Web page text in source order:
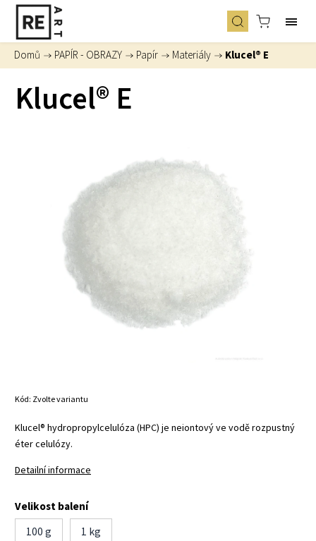
Domů / PAPÍR - OBRAZY / Papír / Materiály / Klucel® E
Klucel® E
Kód: Zvolte variantu
Klucel® hydropropylcelulóza (HPC) je neiontový ve vodě rozpustný
éter celulózy.
Detailní informace
Velikost balení
100 g
1 kg